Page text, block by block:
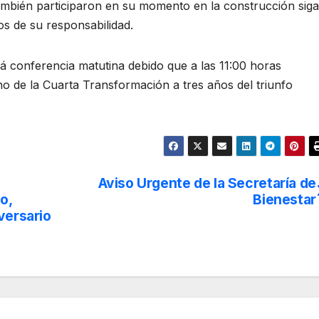
participaron en su momento en la construcción
de su responsabilidad.
conferencia matutina debido que a las 11:00 horas
de la Cuarta Transformación a tres años del triunfo
Aviso Urgente de la Secretaría de
Bienestar